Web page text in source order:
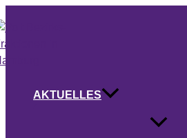
Inhalt
springen
AKTUELLES